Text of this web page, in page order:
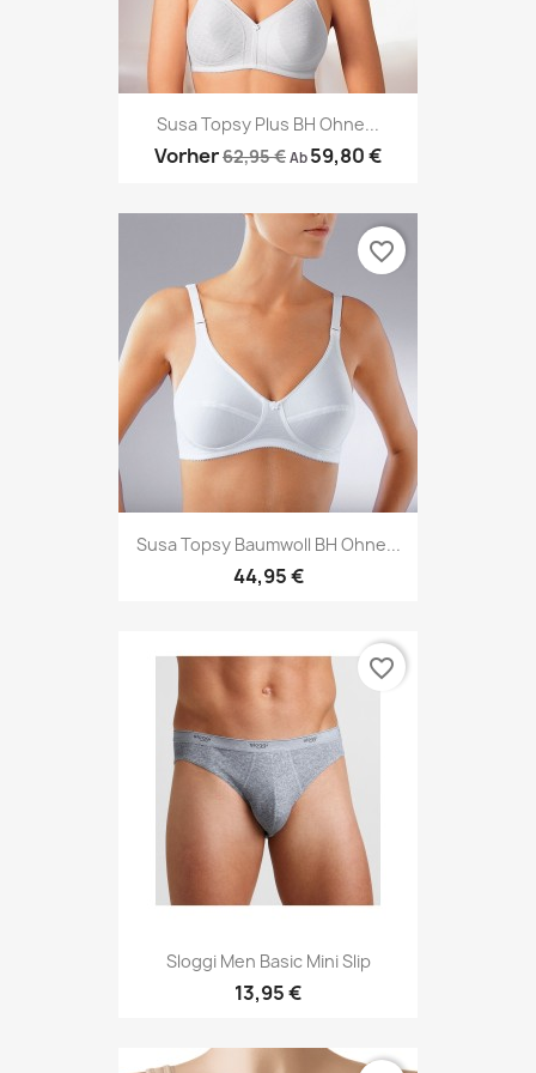
Susa Topsy Plus BH Ohne...
Vorher62,95 € Ab 59,80 €
Susa Topsy Baumwoll BH Ohne...
44,95 €
favorite_border
Sloggi Men Basic Mini Slip
13,95 €
favorite_border